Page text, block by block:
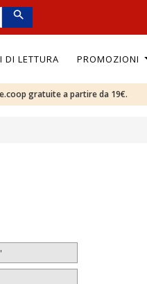
DI LETTURA PROMOZIONI
gratuite a partire da 19€.